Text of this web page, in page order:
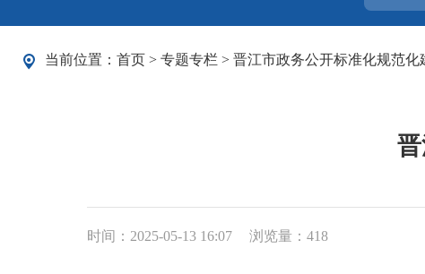
当前位置： 首页 > 专题专栏 > 晋江市政务公开标准化规范化
时间：2025-05-13 16:07 浏览量：418